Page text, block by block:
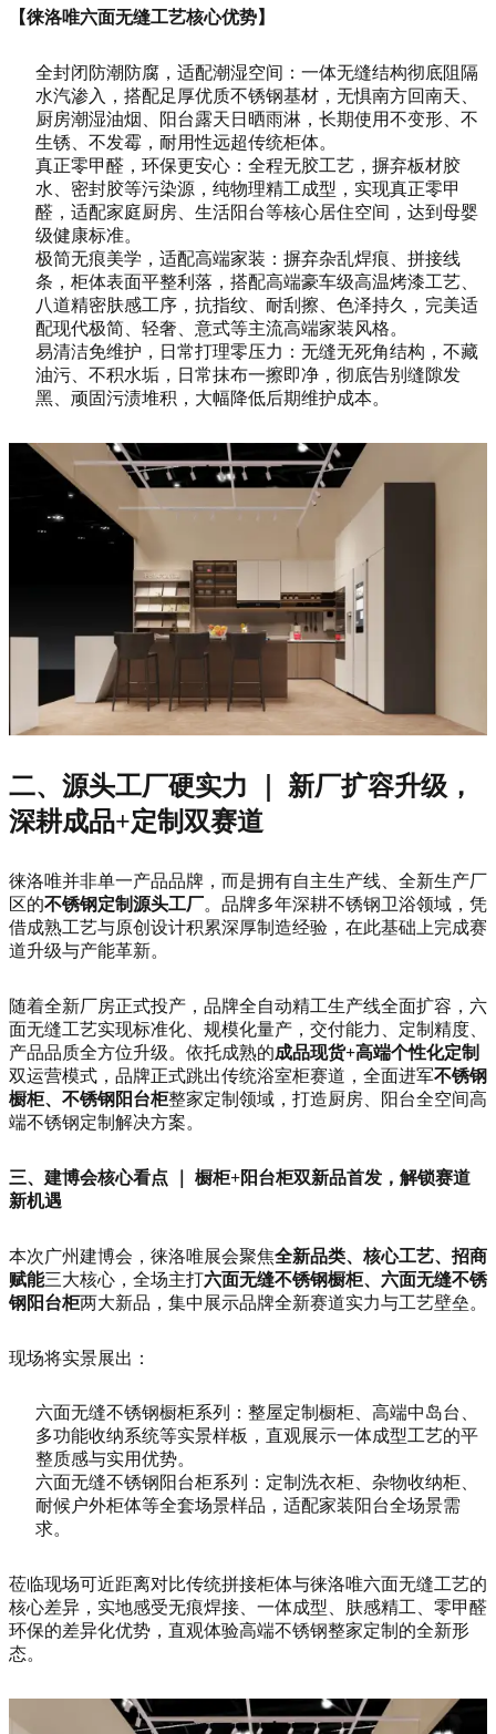
【徕洛唯六面无缝工艺核心优势】
全封闭防潮防腐，适配潮湿空间：一体无缝结构彻底阻隔
水汽渗入，搭配足厚优质不锈钢基材，无惧南方回南天、
厨房潮湿油烟、阳台露天日晒雨淋，长期使用不变形、不
生锈、不发霉，耐用性远超传统柜体。
真正零甲醛，环保更安心：全程无胶工艺，摒弃板材胶
水、密封胶等污染源，纯物理精工成型，实现真正零甲
醛，适配家庭厨房、生活阳台等核心居住空间，达到母婴
级健康标准。
极简无痕美学，适配高端家装：摒弃杂乱焊痕、拼接线
条，柜体表面平整利落，搭配高端豪车级高温烤漆工艺、
八道精密肤感工序，抗指纹、耐刮擦、色泽持久，完美适
配现代极简、轻奢、意式等主流高端家装风格。
易清洁免维护，日常打理零压力：无缝无死角结构，不藏
油污、不积水垢，日常抹布一擦即净，彻底告别缝隙发
黑、顽固污渍堆积，大幅降低后期维护成本。
二、源头工厂硬实力 ｜ 新厂扩容升级，
深耕成品+定制双赛道
徕洛唯并非单一产品品牌，而是拥有自主生产线、全新生产厂
区的不锈钢定制源头工厂 。品牌多年深耕不锈钢卫浴领域，凭
借成熟工艺与原创设计积累深厚制造经验，在此基础上完成赛
道升级与产能革新。
随着全新厂房正式投产，品牌全自动精工生产线全面扩容，六
面无缝工艺实现标准化、规模化量产，交付能力、定制精度、
产品品质全方位升级。依托成熟的成品现货+高端个性化定制
双运营模式，品牌正式跳出传统浴室柜赛道，全面进军不锈钢
橱柜、不锈钢阳台柜整家定制领域，打造厨房、阳台全空间高
端不锈钢定制解决方案。
三、建博会核心看点 ｜ 橱柜+阳台柜双新品首发，解锁赛道
新机遇
本次广州建博会，徕洛唯展会聚焦全新品类、核心工艺、招商
赋能三大核心，全场主打六面无缝不锈钢橱柜、六面无缝不锈
钢阳台柜两大新品，集中展示品牌全新赛道实力与工艺壁垒。
现场将实景展出：
六面无缝不锈钢橱柜系列：整屋定制橱柜、高端中岛台、
多功能收纳系统等实景样板，直观展示一体成型工艺的平
整质感与实用优势。
六面无缝不锈钢阳台柜系列：定制洗衣柜、杂物收纳柜、
耐候户外柜体等全套场景样品，适配家装阳台全场景需
求。
莅临现场可近距离对比传统拼接柜体与徕洛唯六面无缝工艺的
核心差异，实地感受无痕焊接、一体成型、肤感精工、零甲醛
环保的差异化优势，直观体验高端不锈钢整家定制的全新形
态。